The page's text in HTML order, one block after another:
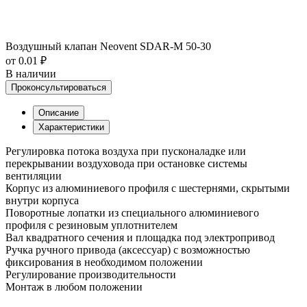
Воздушный клапан Neovent SDAR-M 50-30
от 0.01 ₽
В наличии
Проконсультироваться
Описание
Характеристики
Регулировка потока воздуха при пусконаладке или
перекрывании воздуховода при остановке системы
вентиляции
Корпус из алюминиевого профиля с шестернями, скрытыми
внутри корпуса
Поворотные лопатки из специального алюминиевого
профиля с резиновым уплотнителем
Вал квадратного сечения и площадка под электропривод
Ручка ручного привода (аксессуар) с возможностью
фиксирования в необходимом положении
Регулирование производительности
Монтаж в любом положении